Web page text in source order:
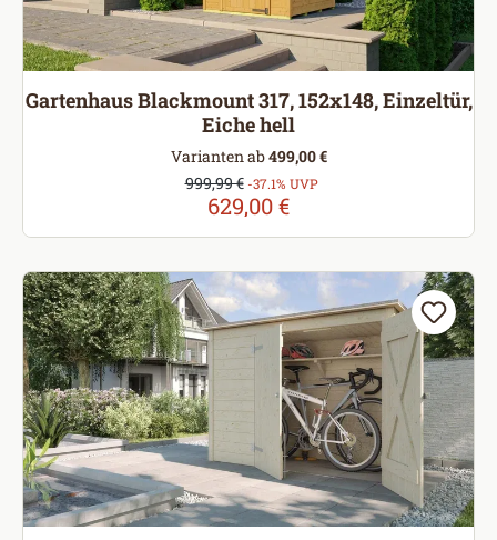
Gartenhaus Blackmount 317, 152x148, Einzeltür,
Eiche hell
Varianten ab499,00 €
Verkaufspreis:
629,00 €
Regulärer Preis:
999,99 € -37.1% UVP